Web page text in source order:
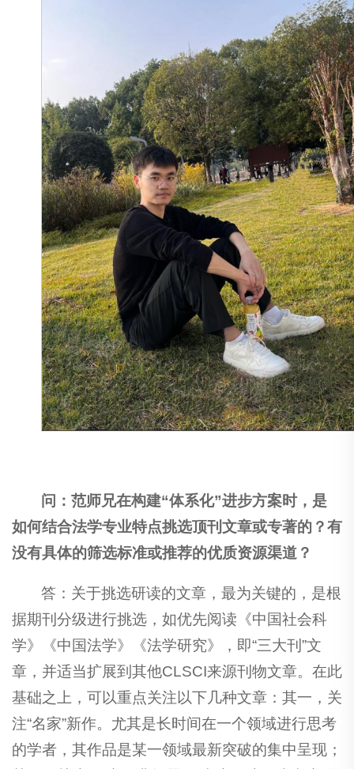
问：范师兄在构建“体系化”进步方案时，是
如何结合法学专业特点挑选顶刊文章或专著的？有
没有具体的筛选标准或推荐的优质资源渠道？
答：关于挑选研读的文章，最为关键的，是根
据期刊分级进行挑选，如优先阅读《中国社会科
学》《中国法学》《法学研究》，即“三大刊”文
章，并适当扩展到其他CLSCI来源刊物文章。在此
基础之上，可以重点关注以下几种文章：其一，关
注“名家”新作。尤其是长时间在一个领域进行思考
的学者，其作品是某一领域最新突破的集中呈现；